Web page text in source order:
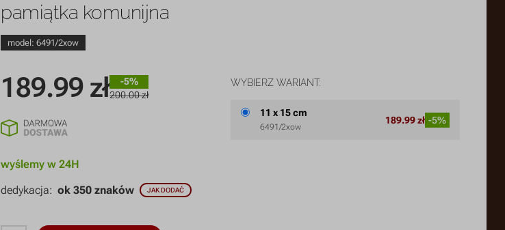
pamiątka komunijna
model:6491/2xow
189.99 zł
-5%
200.00 zł
wyślemy w 24H
dedykacja:ok 350 znaków JAK DODAĆ
WYBIERZ WARIANT:
11 x 15 cm
6491/2xow
189.99 zł -5%